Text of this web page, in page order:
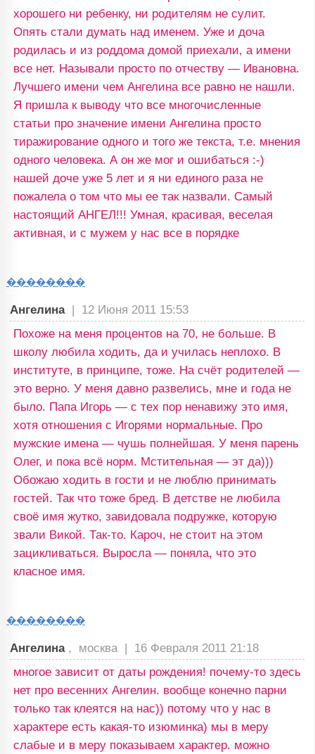
хорошего ни ребенку, ни родителям не сулит.
Опять стали думать над именем. Уже и доча
родилась и из роддома домой приехали, а имени
все нет. Называли просто по отчеству — Ивановна.
Лучшего имени чем Ангелина все равно не нашли.
Я пришла к выводу что все многочисленные
статьи про значение имени Ангелина просто
тиражирование одного и того же текста, т.е. мнения
одного человека. А он же мог и ошибаться :-)
нашей доче уже 5 лет и я ни единого раза не
пожалела о том что мы ее так назвали. Самый
настоящий АНГЕЛ!!! Умная, красивая, веселая
активная, и с мужем у нас все в порядке
��������
Ангелина | 12 Июня 2011 15:53
Похоже на меня процентов на 70, не больше. В
школу любила ходить, да и училась неплохо. В
институте, в принципе, тоже. На счёт родителей —
это верно. У меня давно развелись, мне и года не
было. Папа Игорь — с тех пор ненавижу это имя,
хотя отношения с Игорями нормальные. Про
мужские имена — чушь полнейшая. У меня парень
Олег, и пока всё норм. Мстительная — эт да)))
Обожаю ходить в гости и не люблю принимать
гостей. Так что тоже бред. В детстве не любила
своё имя жутко, завидовала подружке, которую
звали Викой. Так-то. Кароч, не стоит на этом
зацикливаться. Выросла — поняла, что это
класное имя.
��������
Ангелина , москва | 16 Февраля 2011 21:18
многое зависит от даты рождения! почему-то здесь
нет про весенних Ангелин. вообще конечно парни
только так клеятся на нас)) потому что у нас в
характере есть какая-то изюминка) мы в меру
слабые и в меру показываем характер. можно